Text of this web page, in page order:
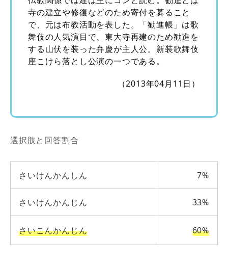
寺の建立や修復などのため寄付を募ること
で、元は布教活動を表した。「勧進帳」は歌
舞伎の人気演目で、東大寺再建のため勧進を
する山伏を装った弁慶が主人公。新装歌舞伎
座こけら落とし公演の一つである。
（2013年04月11日）
選択肢と回答割合
さいけんかんしん 7%
さいけんかんじん 33%
さいこんかんじん 60%